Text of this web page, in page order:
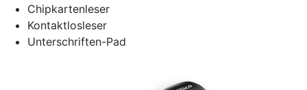
Chipkartenleser
Kontaktlosleser
Unterschriften-Pad